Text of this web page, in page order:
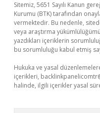
Sitemiz, 5651 Sayılı Kanun
Kurumu (BTK) tarafından
vermektedir. Bu nedenle,
veya araştırma
yazdıkları içeriklerin
bu sorumluluğu kabul etmiş
Hukuka ve yasal
içerikleri,
halinde, ilgili içerikler yasal